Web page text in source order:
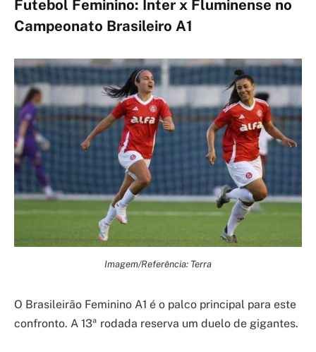
Futebol Feminino: Inter x Fluminense no
Campeonato Brasileiro A1
Imagem/Referência: Terra
O Brasileirão Feminino A1 é o palco principal para este
confronto. A 13ª rodada reserva um duelo de gigantes.